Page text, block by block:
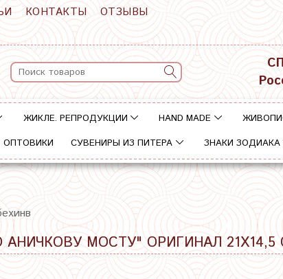
КОНТАКТЫ
ОТЗЫВЫ
ЖИКЛЕ. РЕПРОДУКЦИИ HAND MADE
ОПТОВИКИ СУВЕНИРЫ ИЗ ПИТЕРА ЗНАКИ ЗОДИАКА
МОСТУ" ОРИГИНАЛ 21Х14,5